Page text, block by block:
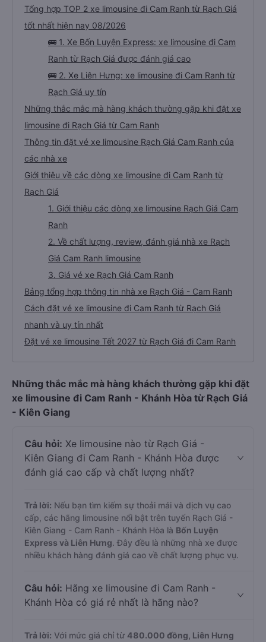
Tổng hợp TOP 2 xe limousine đi Cam Ranh từ Rạch Giá
tốt nhất hiện nay 08/2026
🚌 1. Xe Bốn Luyện Express: xe limousine đi Cam
Ranh từ Rạch Giá được đánh giá cao
🚌 2. Xe Liên Hưng: xe limousine đi Cam Ranh từ
Rạch Giá uy tín
Những thắc mắc mà hàng khách thường gặp khi đặt xe
limousine đi Rạch Giá từ Cam Ranh
Thông tin đặt vé xe limousine Rạch Giá Cam Ranh của
các nhà xe
Giới thiệu về các dòng xe limousine đi Cam Ranh từ
Rạch Giá
1. Giới thiệu các dòng xe limousine Rạch Giá Cam
Ranh
2. Về chất lượng, review, đánh giá nhà xe Rạch
Giá Cam Ranh limousine
3. Giá vé xe Rạch Giá Cam Ranh
Bảng tổng hợp thông tin nhà xe Rạch Giá - Cam Ranh
Cách đặt vé xe limousine đi Cam Ranh từ Rạch Giá
nhanh và uy tín nhất
Đặt vé xe limousine Tết 2027 từ Rạch Giá đi Cam Ranh
Những thắc mắc mà hàng khách thường gặp khi đặt
xe limousine đi Cam Ranh - Khánh Hòa từ Rạch Giá
- Kiên Giang
Câu hỏi: Xe limousine nào từ Rạch Giá -
Kiên Giang đi Cam Ranh - Khánh Hòa được
đánh giá cao cấp và chất lượng nhất?
Trả lời: Nếu bạn tìm kiếm sự thoải mái và dịch vụ cao
cấp, các hãng limousine nổi bật trên tuyến Rạch Giá -
Kiên Giang - Cam Ranh - Khánh Hòa là Bốn Luyện
Express và Liên Hưng. Đây đều là những nhà xe được
nhiều khách hàng đánh giá cao về chất lượng phục vụ.
Câu hỏi: Hãng xe limousine đi Cam Ranh -
Khánh Hòa có giá rẻ nhất là hãng nào?
Trả lời: Với mức giá chỉ từ 480.000 đồng, Liên Hưng